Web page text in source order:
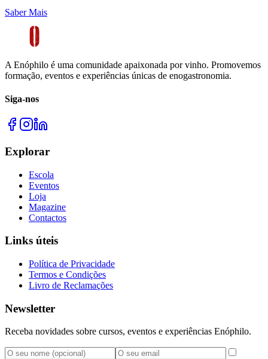
Saber Mais
A Enóphilo é uma comunidade apaixonada por vinho. Promovemos
formação, eventos e experiências únicas de enogastronomia.
Siga-nos
Explorar
Escola
Eventos
Loja
Magazine
Contactos
Links úteis
Política de Privacidade
Termos e Condições
Livro de Reclamações
Newsletter
Receba novidades sobre cursos, eventos e experiências Enóphilo.